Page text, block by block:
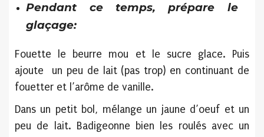
Pendant ce temps, prépare le
glaçage:
Fouette le beurre mou et le sucre glace. Puis
ajoute un peu de lait (pas trop) en continuant de
fouetter et l’arôme de vanille.
Dans un petit bol, mélange un jaune d’oeuf et un
peu de lait. Badigeonne bien les roulés avec un